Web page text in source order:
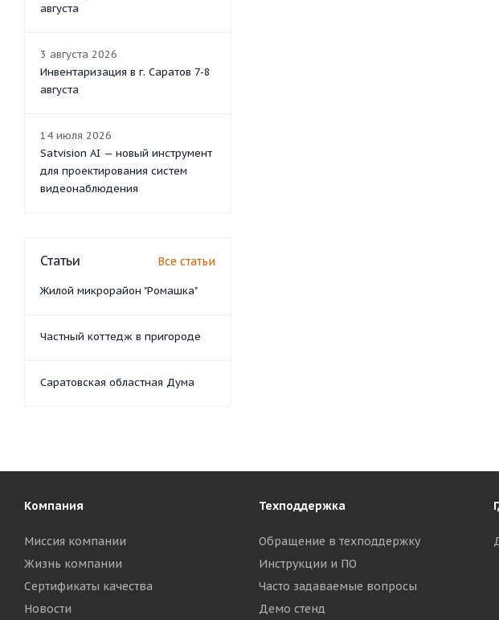
августа
3 августа 2026
Инвентаризация в г. Саратов 7-8
августа
14 июля 2026
Satvision AI — новый инструмент
для проектирования систем
видеонаблюдения
Статьи Все статьи
Жилой микрорайон "Ромашка"
Частный коттедж в пригороде
Саратовская областная Дума
Компания
Миссия компании
Жизнь компании
Сертификаты качества
Новости
Техподдержка
Обращение в техподдержку
Инструкции и ПО
Часто задаваемые вопросы
Демо стенд